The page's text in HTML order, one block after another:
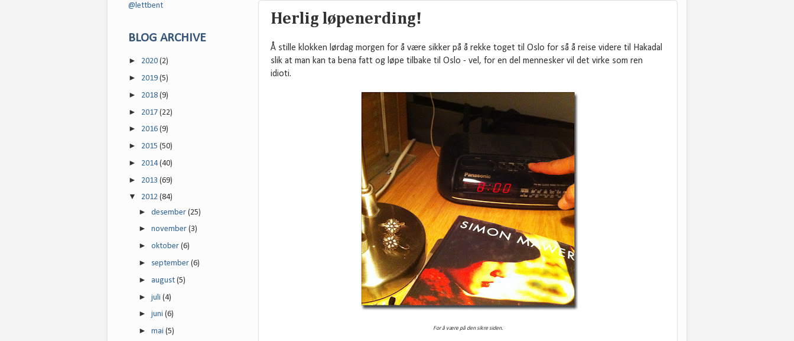
Herlig løpenerding!
Å stille klokken lørdag morgen for å være sikker på å rekke toget til Oslo for så å reise videre til Hakadal
slik at man kan ta bena fatt og løpe tilbake til Oslo - vel, for en del mennesker vil det virke som ren
idioti.
For å være på den sikre siden.
@lettbent
BLOG ARCHIVE
► 2020 (2)
► 2019 (5)
► 2018 (9)
► 2017 (22)
► 2016 (9)
► 2015 (50)
► 2014(40)
► 2013 (69)
▼ 2012 (84)
►desember(25)
►november(3)
►oktober(6)
► september(6)
►august(5)
►juli(4)
►juni(6)
►mai(5)